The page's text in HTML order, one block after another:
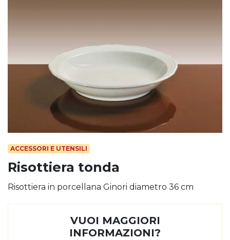
ACCESSORI E UTENSILI
Risottiera tonda
Risottiera in porcellana Ginori diametro 36 cm
VUOI MAGGIORI
INFORMAZIONI?